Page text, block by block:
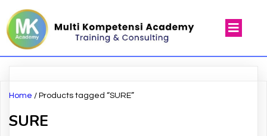
Home / Products tagged “SURE”
SURE